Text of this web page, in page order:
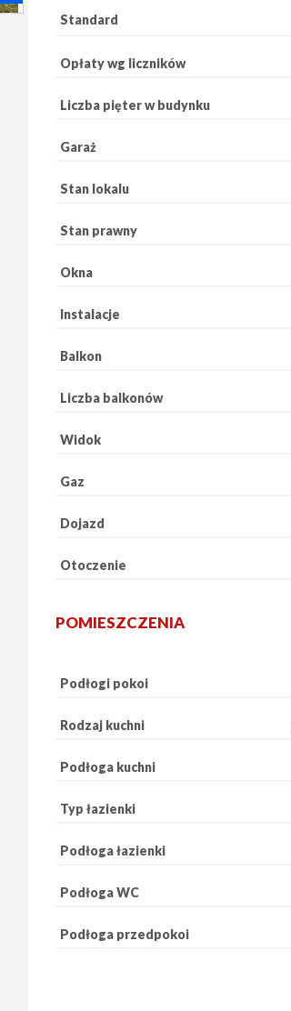
Standard
Opłaty wg liczników
Liczba pięter w budynku
Garaż
Stan lokalu
Stan prawny
Okna
Instalacje
Balkon
Liczba balkonów
Widok
Gaz
Dojazd
Otoczenie
POMIESZCZENIA
Podłogi pokoi
Rodzaj kuchni
Podłoga kuchni
Typ łazienki
Podłoga łazienki
Podłoga WC
Podłoga przedpokoi